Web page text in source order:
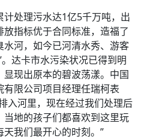
处理污水达1亿5千万吨，出
指标优于合同标准，造福了
河，如今已河清水秀、游客
达卡市水污染状况已得到明
现出原本的碧波荡漾。中国
限公司项目经理任瑞柯表
入河里，现在经过我们处理后
地的孩子们都喜欢到这里玩
我们最开心的时刻。”